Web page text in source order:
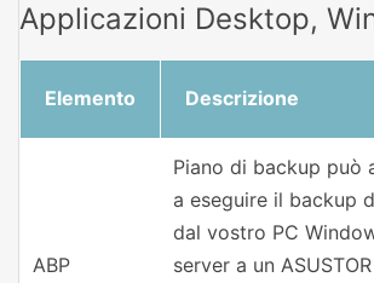
Applicazioni Desktop,
Elemento Descrizione
ABP
Piano di backup può
a eseguire il backup
dal vostro PC
server a un